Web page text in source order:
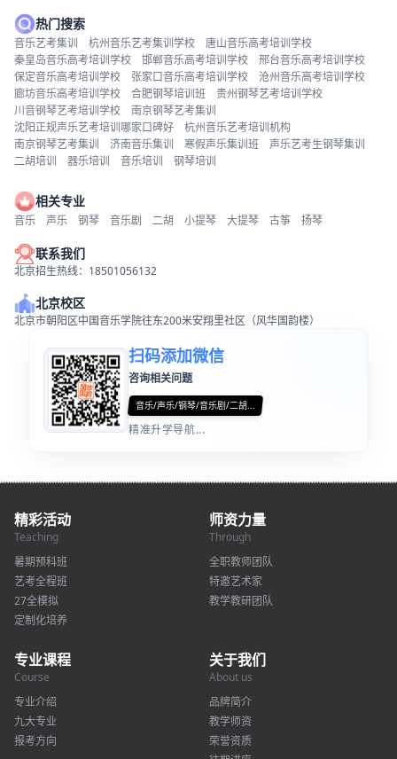
热门搜索
音乐艺考集训 杭州音乐艺考集训学校
唐山音乐高考培训学校
秦皇岛音乐高考培训学校
邯郸音乐高考培训学校
邢台音乐高考培训学校
保定音乐高考培训学校
张家口音乐高考培训学校
沧州音乐高考培训学校
廊坊音乐高考培训学校
合肥钢琴培训班
贵州钢琴艺考培训学校
川音钢琴艺考培训学校
南京钢琴艺考集训
沈阳正规声乐艺考培训哪家口碑好
杭州音乐艺考培训机构
南京钢琴艺考集训
济南音乐集训 寒假声乐集训班
声乐艺考生钢琴集训
二胡培训
器乐培训 音乐培训 钢琴培训
相关专业
音乐 声乐 钢琴 音乐剧 二胡 小提琴 大提琴 古筝 扬琴
联系我们
北京招生热线：18501056132
北京校区
北京市朝阳区中国音乐学院往东200米安翔里社区（风华国韵楼）
扫码添加微信
咨询相关问题
音乐/声乐/钢琴/音乐剧/二胡...
精准升学导航...
精彩活动
Teaching
暑期预科班
艺考全程班
27全模拟
定制化培养
师资力量
Through
全职教师团队
特邀艺术家
教学教研团队
专业课程
Course
专业介绍
九大专业
报考方向
关于我们
About us
品牌简介
教学师资
荣誉资质